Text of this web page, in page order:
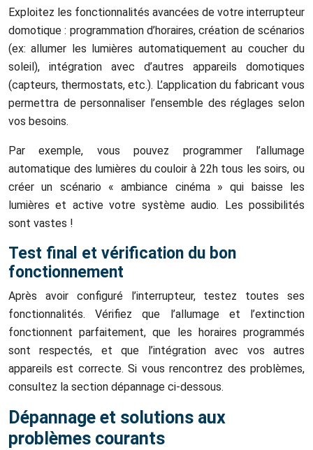
Exploitez les fonctionnalités avancées de votre interrupteur
domotique : programmation d’horaires, création de scénarios
(ex: allumer les lumières automatiquement au coucher du
soleil), intégration avec d’autres appareils domotiques
(capteurs, thermostats, etc.). L’application du fabricant vous
permettra de personnaliser l’ensemble des réglages selon
vos besoins.
Par exemple, vous pouvez programmer l’allumage
automatique des lumières du couloir à 22h tous les soirs, ou
créer un scénario « ambiance cinéma » qui baisse les
lumières et active votre système audio. Les possibilités
sont vastes !
Test final et vérification du bon
fonctionnement
Après avoir configuré l’interrupteur, testez toutes ses
fonctionnalités. Vérifiez que l’allumage et l’extinction
fonctionnent parfaitement, que les horaires programmés
sont respectés, et que l’intégration avec vos autres
appareils est correcte. Si vous rencontrez des problèmes,
consultez la section dépannage ci-dessous.
Dépannage et solutions aux
problèmes courants